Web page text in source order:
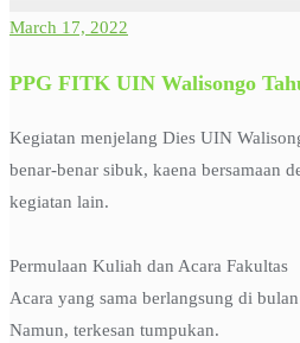
March 17, 2022
PPG FITK UIN Walisongo
Kegiatan menjelang Dies UIN
benar-benar sibuk, kaena bersamaan
kegiatan lain.
Permulaan Kuliah dan Acara Fakultas
Acara yang sama berlangsung di
Namun, terkesan tumpukan.